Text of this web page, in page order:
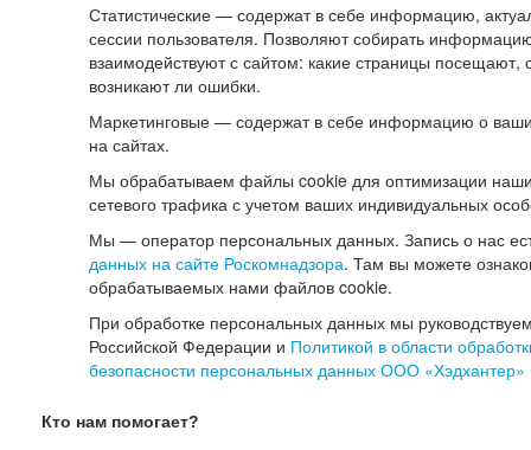
Статистические — содержат в себе информацию,
сессии пользователя. Позволяют собирать
взаимодействуют с сайтом: какие страницы посещают,
возникают ли ошибки.
Маркетинговые — содержат в себе информацию о
на сайтах.
Мы обрабатываем файлы cookie для оптимизации
сетевого трафика с учетом ваших индивидуальных
Мы — оператор персональных данных. Запись о нас
данных на сайте Роскомнадзора. Там вы можете
обрабатываемых нами файлов cookie.
При обработке персональных данных мы
Российской Федерации и Политикой в области
безопасности персональных данных ООО «Хэдхантер»
Кто нам помогает?